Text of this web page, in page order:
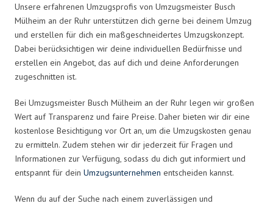
Unsere erfahrenen Umzugsprofis von Umzugsmeister Busch
Mülheim an der Ruhr unterstützen dich gerne bei deinem Umzug
und erstellen für dich ein maßgeschneidertes Umzugskonzept.
Dabei berücksichtigen wir deine individuellen Bedürfnisse und
erstellen ein Angebot, das auf dich und deine Anforderungen
zugeschnitten ist.
Bei Umzugsmeister Busch Mülheim an der Ruhr legen wir großen
Wert auf Transparenz und faire Preise. Daher bieten wir dir eine
kostenlose Besichtigung vor Ort an, um die Umzugskosten genau
zu ermitteln. Zudem stehen wir dir jederzeit für Fragen und
Informationen zur Verfügung, sodass du dich gut informiert und
entspannt für dein Umzugsunternehmen entscheiden kannst.
Wenn du auf der Suche nach einem zuverlässigen und